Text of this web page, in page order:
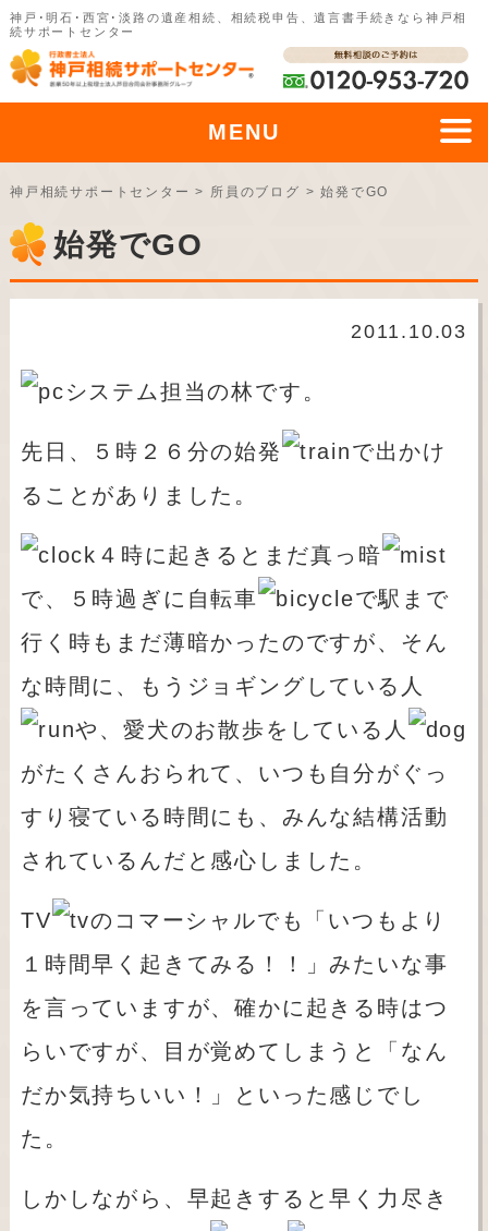
神戸･明石･西宮･淡路の遺産相続、相続税申告、遺言書手続きなら神戸相
続サポートセンター
MENU
神戸相続サポートセンター > 所員のブログ >始発でGO
始発でGO
2011.10.03
システム担当の林です。
先日、５時２６分の始発
で出かけ
ることがありました。
４時に起きるとまだ真っ暗
で、５時過ぎに自転車
で駅まで
行く時もまだ薄暗かったのですが、そん
な時間に、もうジョギングしている人
や、愛犬のお散歩をしている人
がたくさんおられて、いつも自分がぐっ
すり寝ている時間にも、みんな結構活動
されているんだと感心しました。
TV
のコマーシャルでも「いつもより
１時間早く起きてみる！！」みたいな事
を言っていますが、確かに起きる時はつ
らいですが、目が覚めてしまうと「なん
だか気持ちいい！」といった感じでし
た。
しかしながら、早起きすると早く力尽き